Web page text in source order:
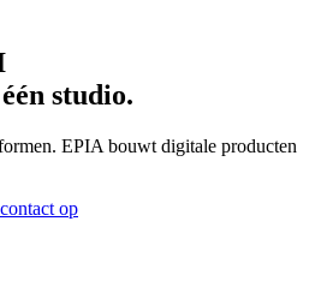
studio.
EPIA bouwt digitale producten
op